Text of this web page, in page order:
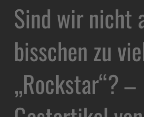
Sind wir nicht
bisschen zu
„Rockstar“? –